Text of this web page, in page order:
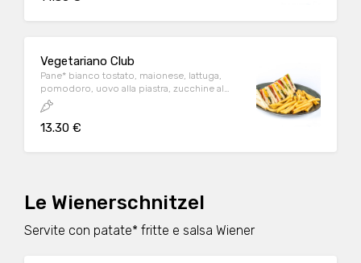
Vegetariano Club
Pane* bianco tostato, maionese, lattuga,
pomodoro, uovo alla piastra, zucchine al
forno, scamorza affumicata
13.30 €
Le Wienerschnitzel
Servite con patate* fritte e salsa Wiener